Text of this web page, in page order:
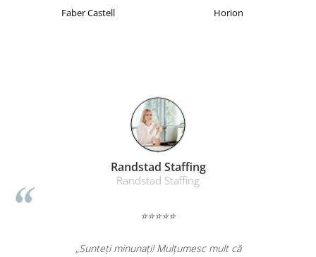
Baterii si acumulatori
Ceasuri smart - Smartwatch
Baterii externe - Powerbanks
Accesorii localizare (FindMy)
Cartuse, tonere, consumabile PC
Standuri PC si suporturi
ergonomice
Faber Castell Horion
Randstad Staffing
Randstad Staffing
⭐⭐⭐⭐⭐
„Sunteți minunați! Mulțumesc mult că